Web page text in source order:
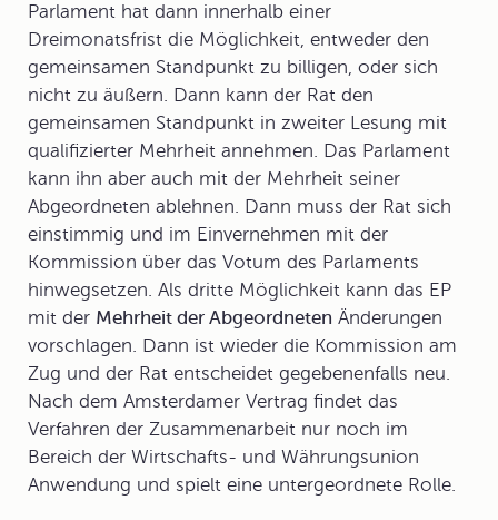
Parlament hat dann innerhalb einer
Dreimonatsfrist die Möglichkeit, entweder den
gemeinsamen Standpunkt zu billigen, oder sich
nicht zu äußern. Dann kann der Rat den
gemeinsamen Standpunkt in zweiter Lesung mit
qualifizierter Mehrheit annehmen. Das Parlament
kann ihn aber auch mit der Mehrheit seiner
Abgeordneten ablehnen. Dann muss der Rat sich
einstimmig und im Einvernehmen mit der
Kommission über das Votum des Parlaments
hinwegsetzen. Als dritte Möglichkeit kann das EP
mit der Mehrheit der Abgeordneten Änderungen
vorschlagen. Dann ist wieder die Kommission am
Zug und der Rat entscheidet gegebenenfalls neu.
Nach dem Amsterdamer Vertrag findet das
Verfahren der Zusammenarbeit nur noch im
Bereich der Wirtschafts- und Währungsunion
Anwendung und spielt eine untergeordnete Rolle.